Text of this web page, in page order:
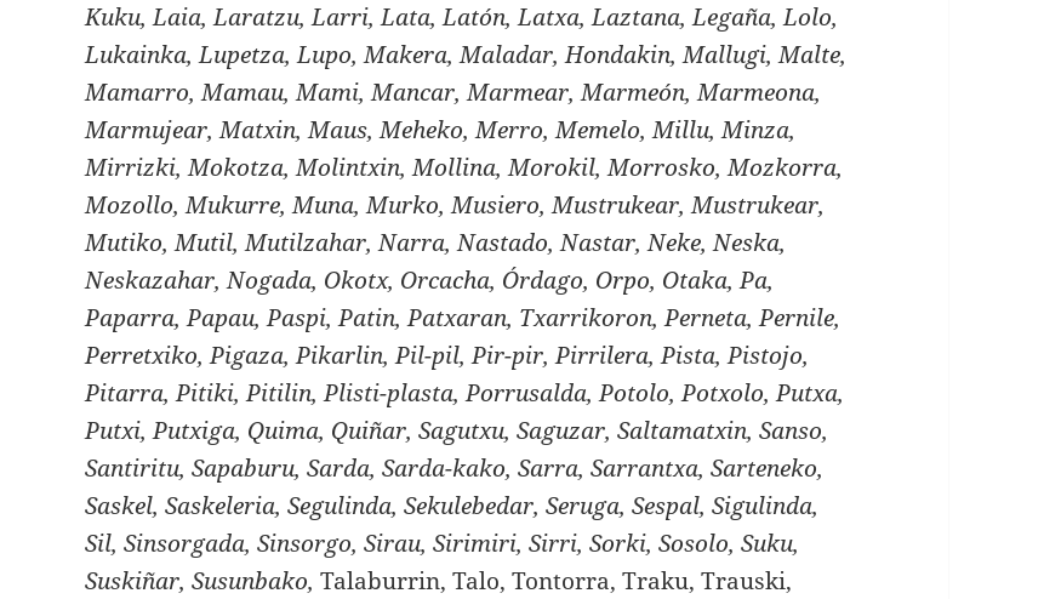
Kuku, Laia, Laratzu, Larri, Lata, Latón, Latxa, Laztana, Legaña, Lolo,
Lukainka, Lupetza, Lupo, Makera, Maladar, Hondakin, Mallugi, Malte,
Mamarro, Mamau, Mami, Mancar, Marmear, Marmeón, Marmeona,
Marmujear, Matxin, Maus, Meheko, Merro, Memelo, Millu, Minza,
Mirrizki, Mokotza, Molintxin, Mollina, Morokil, Morrosko, Mozkorra,
Mozollo, Mukurre, Muna, Murko, Musiero, Mustrukear, Mustrukear,
Mutiko, Mutil, Mutilzahar, Narra, Nastado, Nastar, Neke, Neska,
Neskazahar, Nogada, Okotx, Orcacha, Órdago, Orpo, Otaka, Pa,
Paparra, Papau, Paspi, Patin, Patxaran, Txarrikoron, Perneta, Pernile,
Perretxiko, Pigaza, Pikarlin, Pil-pil, Pir-pir, Pirrilera, Pista, Pistojo,
Pitarra, Pitiki, Pitilin, Plisti-plasta, Porrusalda, Potolo, Potxolo, Putxa,
Putxi, Putxiga, Quima, Quiñar, Sagutxu, Saguzar, Saltamatxin, Sanso,
Santiritu, Sapaburu, Sarda, Sarda-kako, Sarra, Sarrantxa, Sarteneko,
Saskel, Saskeleria, Segulinda, Sekulebedar, Seruga, Sespal, Sigulinda,
Sil, Sinsorgada, Sinsorgo, Sirau, Sirimiri, Sirri, Sorki, Sosolo, Suku,
Suskiñar, Susunbako, Talaburrin, Talo, Tontorra, Traku, Trauski,